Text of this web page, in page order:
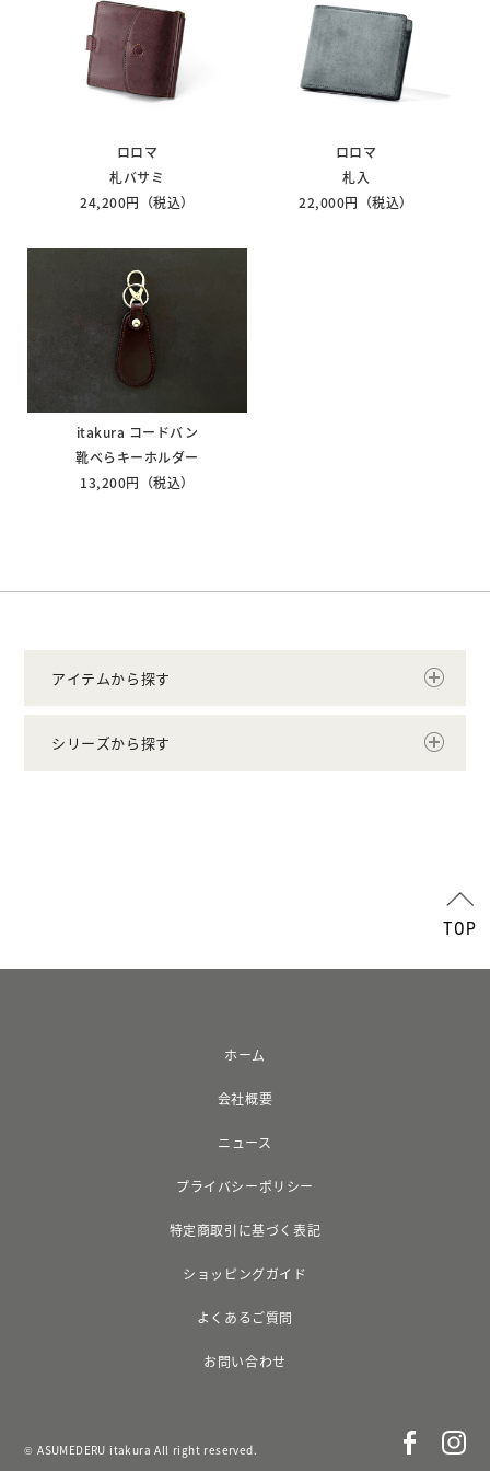
ロロマ
札バサミ
24,200円（税込）
ロロマ
札入
22,000円（税込）
itakura コードバン
靴べらキーホルダー
13,200円（税込）
アイテムから探す
シリーズから探す
TOP
ホーム
会社概要
ニュース
プライバシーポリシー
特定商取引に基づく表記
ショッピングガイド
よくあるご質問
お問い合わせ
© ASUMEDERU itakura All right reserved.